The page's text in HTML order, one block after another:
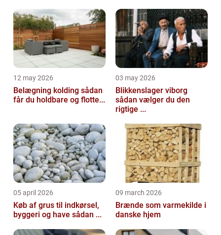
12 may 2026
Belægning kolding sådan
får du holdbare og flotte...
03 may 2026
Blikkenslager viborg
sådan vælger du den
rigtige ...
05 april 2026
Køb af grus til indkørsel,
byggeri og have sådan ...
09 march 2026
Brænde som varmekilde i
danske hjem